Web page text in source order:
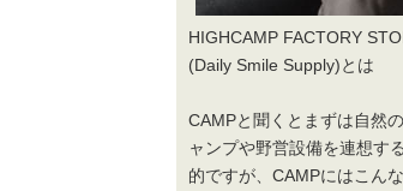
HIGHCAMP FACTORY
(Daily Smile Supply)とは
CAMPと聞くとまずは自然
ャンプや野営設備を連想す
的ですが、CAMPにはこん